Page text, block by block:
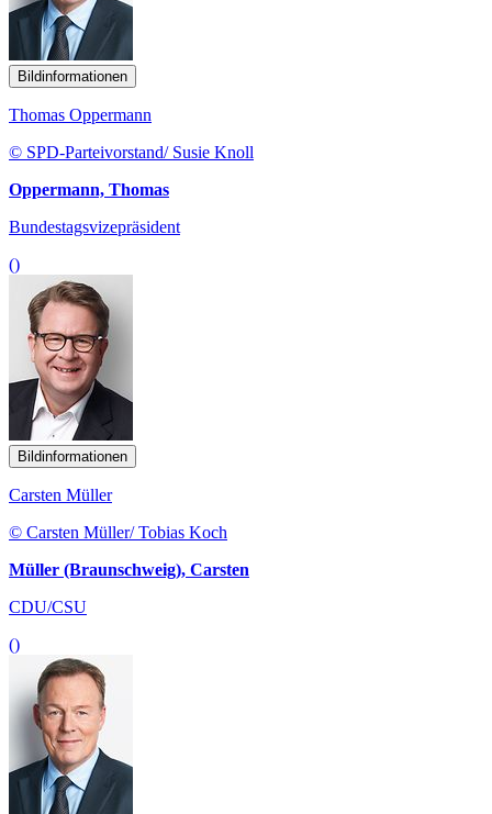
Bildinformationen
Thomas Oppermann
© SPD-Parteivorstand/ Susie Knoll
Oppermann, Thomas
Bundestagsvizepräsident
()
Bildinformationen
Carsten Müller
© Carsten Müller/ Tobias Koch
Müller (Braunschweig), Carsten
CDU/CSU
()